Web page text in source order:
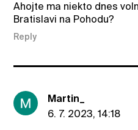
Ahojte ma niekto dnes
Bratislavi na Pohodu?
Reply
Martin_
6. 7. 2023, 14:18